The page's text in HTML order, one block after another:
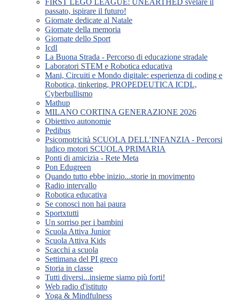
FIRST LEGO LEAGUE: UNEARTHED svelare il
passato, ispirare il futuro!
Giornate dedicate al Natale
Giornate della memoria
Giornate dello Sport
Icdl
La Buona Strada - Percorso di educazione stradale
Laboratori STEM e Robotica educativa
Mani, Circuiti e Mondo digitale: esperienza di coding e
Robotica, tinkering, PROPEDEUTICA ICDL,
Cyberbullismo
Mathup
MILANO CORTINA GENERAZIONE 2026
Obiettivo autonomie
Pedibus
Psicomotricità SCUOLA DELL’INFANZIA - Percorsi
ludico motori SCUOLA PRIMARIA
Ponti di amicizia - Rete Meta
Pon Edugreen
Quando tutto ebbe inizio...storie in movimento
Radio intervallo
Robotica educativa
Se conosci non hai paura
Sportxtutti
Un sorriso per i bambini
Scuola Attiva Junior
Scuola Attiva Kids
Scacchi a scuola
Settimana del PI greco
Storia in classe
Tutti diversi...insieme siamo più forti!
Web radio d'istituto
Yoga & Mindfulness